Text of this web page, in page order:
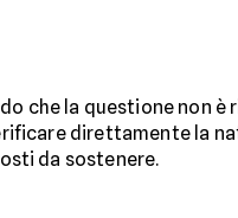
che la questione non è
direttamente la
da sostenere.